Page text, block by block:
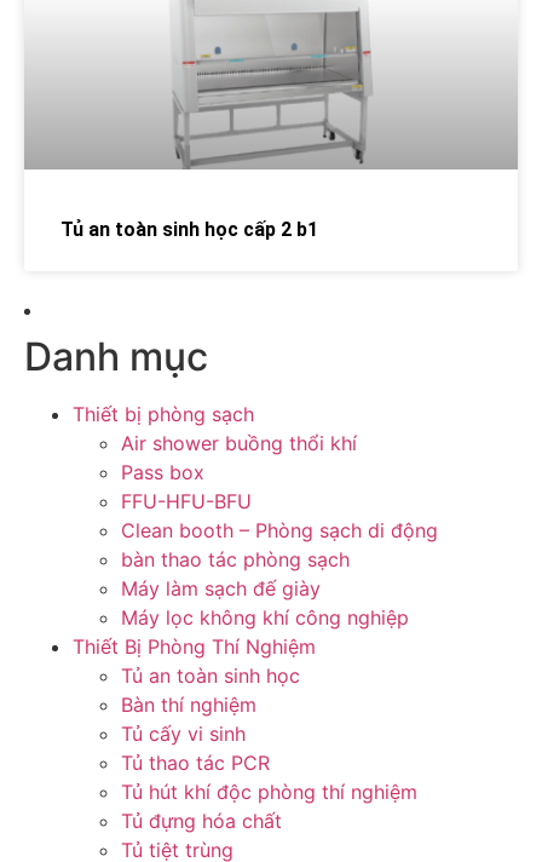
Tủ an toàn sinh học cấp 2 b1
Danh mục
Thiết bị phòng sạch
Air shower buồng thổi khí
Pass box
FFU-HFU-BFU
Clean booth – Phòng sạch di động
bàn thao tác phòng sạch
Máy làm sạch đế giày
Máy lọc không khí công nghiệp
Thiết Bị Phòng Thí Nghiệm
Tủ an toàn sinh học
Bàn thí nghiệm
Tủ cấy vi sinh
Tủ thao tác PCR
Tủ hút khí độc phòng thí nghiệm
Tủ đựng hóa chất
Tủ tiệt trùng